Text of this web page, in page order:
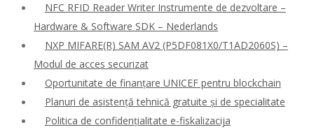
NFC RFID Reader Writer Instrumente de dezvoltare –
Hardware & Software SDK – Nederlands
NXP MIFARE(R) SAM AV2 (P5DF081X0/T1AD2060S) –
Modul de acces securizat
Oportunitate de finanțare UNICEF pentru blockchain
Planuri de asistență tehnică gratuite și de specialitate
Politica de confidențialitate e-fiskalizacija